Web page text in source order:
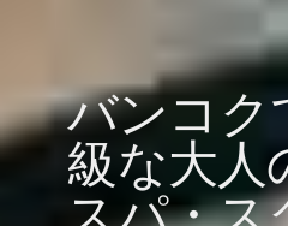
バンコク
級な大人